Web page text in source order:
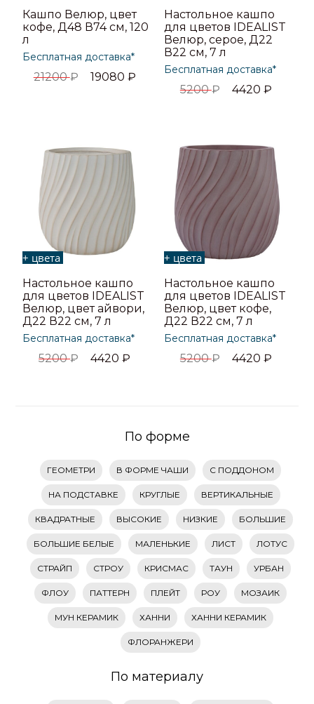
Кашпо Велюр, цвет
кофе, Д48 В74 см, 120
л
Бесплатная доставка*
21200₽ 19080 ₽
Настольное кашпо
для цветов IDEALIST
Велюр, серое, Д22
В22 см, 7 л
Бесплатная доставка*
5200₽ 4420 ₽
+ цвета
Настольное кашпо
для цветов IDEALIST
Велюр, цвет айвори,
Д22 В22 см, 7 л
Бесплатная доставка*
5200₽ 4420₽
+ цвета
Настольное кашпо
для цветов IDEALIST
Велюр, цвет кофе,
Д22 В22 см, 7 л
Бесплатная доставка*
5200₽ 4420 ₽
По форме
ГЕОМЕТРИ В ФОРМЕ ЧАШИ С ПОДДОНОМ
НА ПОДСТАВКЕ КРУГЛЫЕ ВЕРТИКАЛЬНЫЕ
КВАДРАТНЫЕ ВЫСОКИЕ НИЗКИЕ БОЛЬШИЕ
БОЛЬШИЕ БЕЛЫЕ МАЛЕНЬКИЕ ЛИСТ ЛОТУС
СТРАЙП СТРОУ КРИСМАС ТАУН УРБАН
ФЛОУ ПАТТЕРН ПЛЕЙТ РОУ МОЗАИК
МУН КЕРАМИК ХАННИ ХАННИ КЕРАМИК
ФЛОРАНЖЕРИ
По материалу